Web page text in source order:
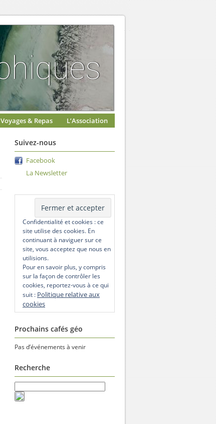
Voyages & Repas L’Association
Suivez-nous
Facebook
La Newsletter
Confidentialité et cookies : ce
site utilise des cookies. En
continuant à naviguer sur ce
site, vous acceptez que nous en
utilisions.
Pour en savoir plus, y compris
sur la façon de contrôler les
cookies, reportez-vous à ce qui
suit : Politique relative aux
cookies
Prochains cafés géo
Pas d’événements à venir
Recherche